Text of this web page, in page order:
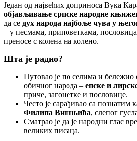
Један од највећих доприноса Вука
објављивање српске народне
да се дух народа најбоље чува у
– у песмама, приповеткама,
преносе с колена на колено.
Шта је радио?
Путовао је по селима и бележио
обичног народа – епске и
приче, загонетке и пословице.
Често је сарађивао са познатим
Филипа Вишњића, слепог
Сматрао је да је народни глас
великих писаца.